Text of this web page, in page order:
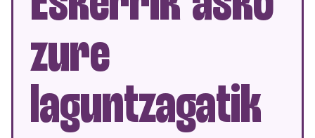
zure
laguntzagatik